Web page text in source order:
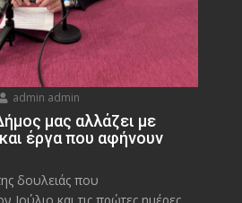
admin admin
μας αλλάζει με
έργα που αφήνουν
δουλειάς που